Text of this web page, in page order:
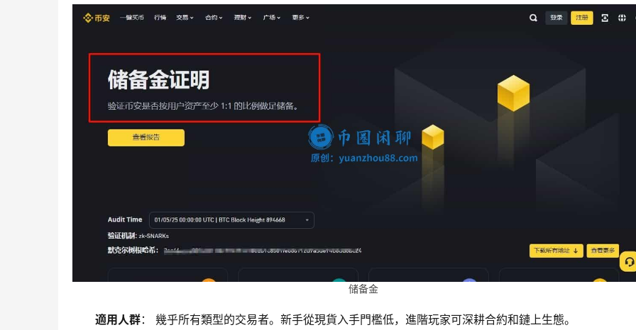
储备金
適用人群： 幾乎所有類型的交易者。新手從現貨入手門檻低，進階玩家可深耕合約和鏈上生態。